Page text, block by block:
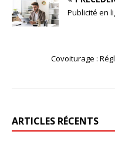
Publicité en
Covoiturage :
ARTICLES RÉCENTS